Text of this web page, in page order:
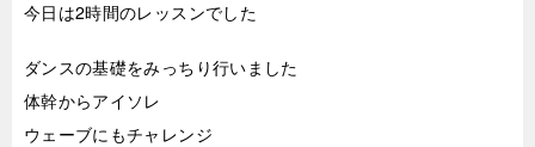
今日は2時間のレッスンでした
ダンスの基礎をみっちり行いました
体幹からアイソレ
ウェーブにもチャレンジ